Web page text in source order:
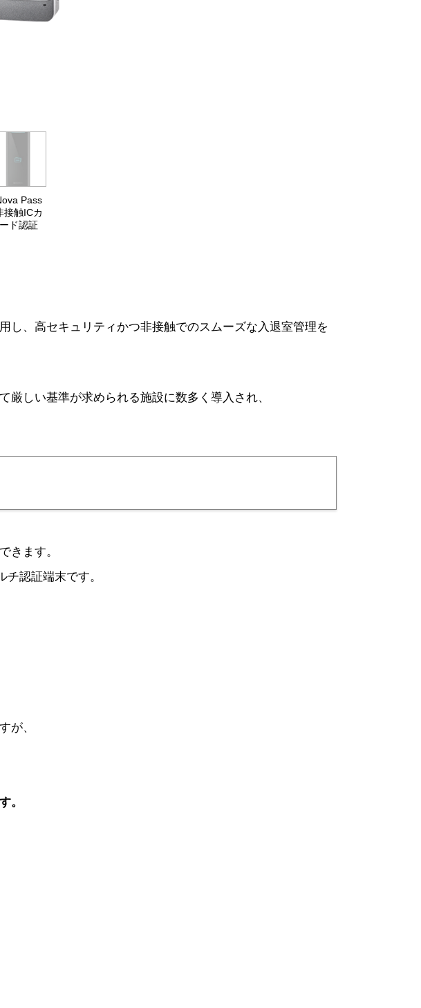
Pass
接触ICカ
ード認証
し、高セキュリティかつ非接触でのスムーズな入退室管理を
しい基準が求められる施設に数多く導入され、
きます。
チ認証端末です。
が、
。